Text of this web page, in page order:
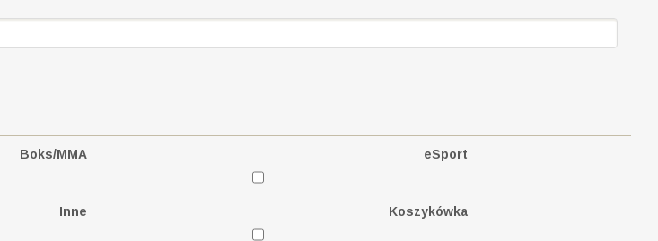
Boks/MMA eSport
Inne Koszykówka